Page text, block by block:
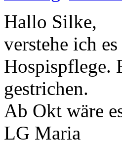
Hallo Silke,
verstehe ich
Hospispflege.
gestrichen.
Ab Okt wäre
LG Maria